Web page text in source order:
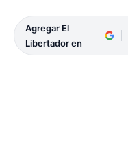
Agregar El
Libertador en